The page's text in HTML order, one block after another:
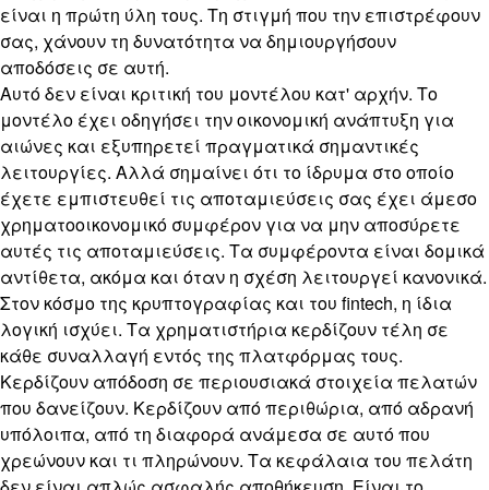
είναι η πρώτη ύλη τους. Τη στιγμή που την επιστρέφουν
σας, χάνουν τη δυνατότητα να δημιουργήσουν
αποδόσεις σε αυτή.
Αυτό δεν είναι κριτική του μοντέλου κατ' αρχήν. Το
μοντέλο έχει οδηγήσει την οικονομική ανάπτυξη για
αιώνες και εξυπηρετεί πραγματικά σημαντικές
λειτουργίες. Αλλά σημαίνει ότι το ίδρυμα στο οποίο
έχετε εμπιστευθεί τις αποταμιεύσεις σας έχει άμεσο
χρηματοοικονομικό συμφέρον για να μην αποσύρετε
αυτές τις αποταμιεύσεις. Τα συμφέροντα είναι δομικά
αντίθετα, ακόμα και όταν η σχέση λειτουργεί κανονικά.
Στον κόσμο της κρυπτογραφίας και του fintech, η ίδια
λογική ισχύει. Τα χρηματιστήρια κερδίζουν τέλη σε
κάθε συναλλαγή εντός της πλατφόρμας τους.
Κερδίζουν απόδοση σε περιουσιακά στοιχεία πελατών
που δανείζουν. Κερδίζουν από περιθώρια, από αδρανή
υπόλοιπα, από τη διαφορά ανάμεσα σε αυτό που
χρεώνουν και τι πληρώνουν. Τα κεφάλαια του πελάτη